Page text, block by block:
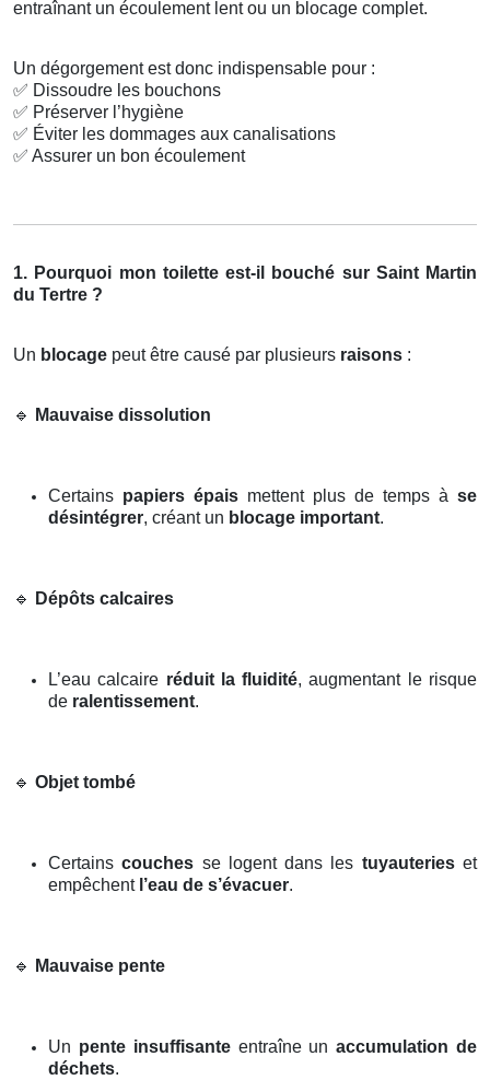
entraînant un écoulement lent ou un blocage complet.
Un dégorgement est donc indispensable pour :
✅ Dissoudre les bouchons
✅ Préserver l’hygiène
✅ Éviter les dommages aux canalisations
✅ Assurer un bon écoulement
1. Pourquoi mon toilette est-il bouché sur Saint Martin
du Tertre ?
Un blocage peut être causé par plusieurs raisons :
🔹 Mauvaise dissolution
Certains papiers épais mettent plus de temps à se
désintégrer, créant un blocage important.
🔹 Dépôts calcaires
L’eau calcaire réduit la fluidité, augmentant le risque
de ralentissement.
🔹 Objet tombé
Certainscouches se logent dans les tuyauterieset
empêchent l’eau de s’évacuer.
🔹 Mauvaise pente
Un pente insuffisanteentraîne unaccumulation de
déchets.